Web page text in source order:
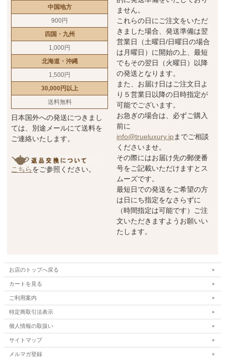
中国地方
900円
四国・九州
1,000円
北海道・沖縄
1,500円
30,000円以上
送料無料
日本国外への発送につきまし
ては、別途メールにて送料を
ご連絡いたします。
こちらをご参照ください。
ません。
これらの日にご注文をいただ
きました場合、発送準備は翌
営業日（土曜日/日曜日の場合
は月曜日）に開始の上、最短
でもその翌日（火曜日）以降
の発送となります。
また、お届け日はご注文日よ
り５営業日以降の日時指定が
可能でございます。
お急ぎの場合は、必ずご購入
前に
info@trueluxury.jpまでご相談
くださいませ。
その際にはお届け先の郵便番
号をご記載いただけますとス
ムーズです。
最短日での発送をご希望の方
は日にち指定をなさらずに
（時間指定は可能です）ご注
文いただきますようお願いい
たします。
お店のトップへ戻る
カートを見る
ご利用案内
特定商取引法表示
個人情報の取扱い
サイトマップ
メルマガ登録